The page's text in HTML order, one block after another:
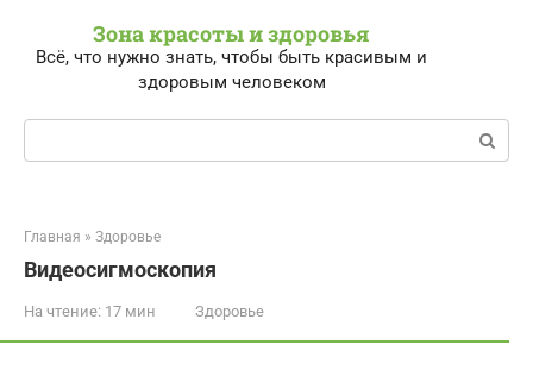
Зона красоты и здоровья
Всё, что нужно знать, чтобы быть красивым и
здоровым человеком
Поиск:
Главная » Здоровье
Видеосигмоскопия
На чтение: 17 мин Здоровье